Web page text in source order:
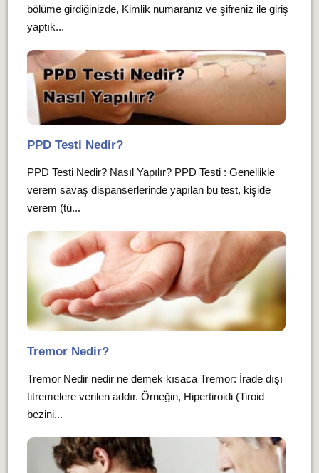
bölüme girdiğinizde, Kimlik numaranız ve şifreniz ile giriş
yaptık...
PPD Testi Nedir?
PPD Testi Nedir? Nasıl Yapılır? PPD Testi : Genellikle
verem savaş dispanserlerinde yapılan bu test, kişide
verem (tü...
Tremor Nedir?
Tremor Nedir nedir ne demek kısaca Tremor: İrade dışı
titremelere verilen addır. Örneğin, Hipertiroidi (Tiroid
bezini...